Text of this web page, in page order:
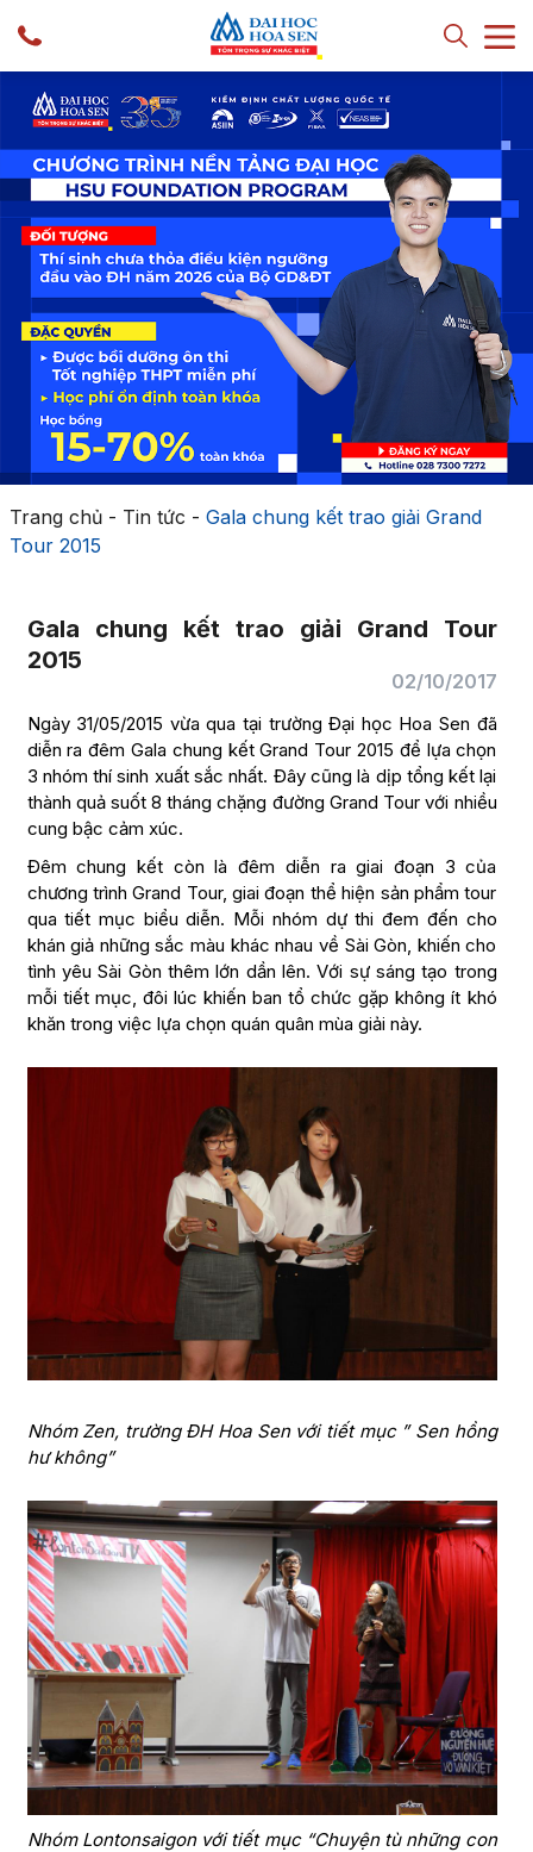
Trang chủ- Tin tức - Gala chung kết trao giải Grand
Tour 2015
Gala chung kết trao giải Grand Tour
2015
02/10/2017
Ngày 31/05/2015 vừa qua tại trường Đại học Hoa Sen đã
diễn ra đêm Gala chung kết Grand Tour 2015 để lựa chọn
3 nhóm thí sinh xuất sắc nhất. Đây cũng là dịp tổng kết lại
thành quả suốt 8 tháng chặng đường Grand Tour với nhiều
cung bậc cảm xúc.
Đêm chung kết còn là đêm diễn ra giai đoạn 3 của
chương trình Grand Tour, giai đoạn thể hiện sản phẩm tour
qua tiết mục biểu diễn. Mỗi nhóm dự thi đem đến cho
khán giả những sắc màu khác nhau về Sài Gòn, khiến cho
tình yêu Sài Gòn thêm lớn dần lên. Với sự sáng tạo trong
mỗi tiết mục, đôi lúc khiến ban tổ chức gặp không ít khó
khăn trong việc lựa chọn quán quân mùa giải này.
Nhóm Zen, trường ĐH Hoa Sen với tiết mục ” Sen hồng
hư không”
Nhóm Lontonsaigon với tiết mục “Chuyện tù những con